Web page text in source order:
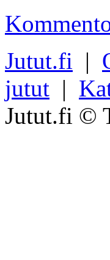
Jutut.fi |
jutut |
Jutut.fi ©